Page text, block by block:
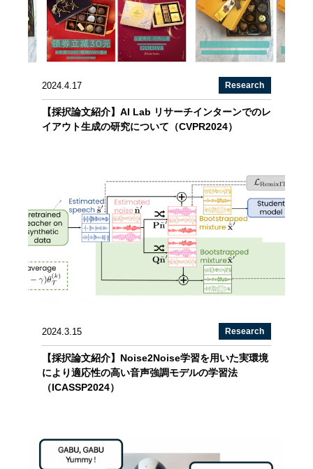
2024.4.17 Research
【採択論文紹介】AI Lab リサーチインターンでのレ
イアウト生成の研究について（CVPR2024）
2024.3.15 Research
【採択論文紹介】Noise2Noise学習を用いた実環境
により適応性の高い音声強調モデルの学習法
（ICASSP2024）